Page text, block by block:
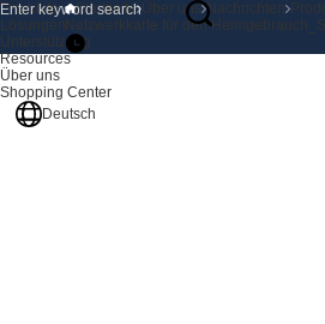
Produkte
Lösungen
Unterstützung
Resources
Über uns
Shopping Center
Deutsch
Startseite Über uns Nachrichten
Netzwerkkarte für den